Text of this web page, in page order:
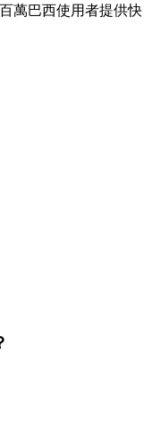
萬巴西使用者提供快